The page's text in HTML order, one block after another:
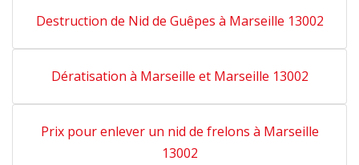
Destruction de Nid de Guêpes à Marseille 13002
Dératisation à Marseille et Marseille 13002
Prix pour enlever un nid de frelons à Marseille
13002